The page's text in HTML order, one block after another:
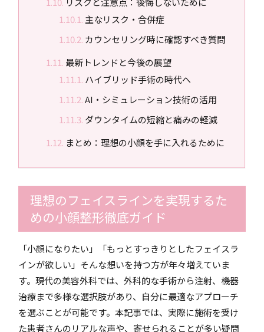
主なリスク・合併症
カウンセリング時に確認すべき質問
最新トレンドと今後の展望
ハイブリッド手術の時代へ
AI・シミュレーション技術の活用
ダウンタイムの短縮と痛みの軽減
まとめ：理想の小顔を手に入れるために
理想のフェイスラインを実現するた
めの小顔整形徹底ガイド
「小顔になりたい」「もっとすっきりとしたフェイスラ
インが欲しい」――そんな想いを持つ方が年々増えていま
す。現代の美容外科では、外科的な手術から注射、機器
治療まで多様な選択肢があり、自分に最適なアプローチ
を選ぶことが可能です。本記事では、実際に施術を受け
た患者さんのリアルな声や、寄せられることが多い疑問